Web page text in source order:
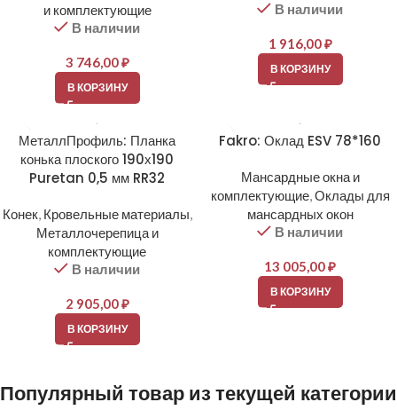
и комплектующие
В наличии
3 746,00₽
В КОРЗИНУ
В наличии
1 916,00₽
В КОРЗИНУ
МеталлПрофиль: Планка
конька плоского 190х190
Puretan 0,5 мм RR32
Конек, Кровельные материалы,
Металлочерепица и
комплектующие
В наличии
2 905,00₽
В КОРЗИНУ
Fakro: Оклад ESV 78*160
Мансардные окна и
комплектующие,Оклады для
мансардных окон
В наличии
13 005,00₽
В КОРЗИНУ
Популярный товар из текущей категории